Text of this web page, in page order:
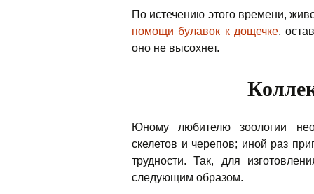
По истечению этого времени,
помощи булавок к дощечке,
оно не высохнет.
Юному любителю зоологии
скелетов и черепов; иной раз
трудности. Так, для
следующим образом.